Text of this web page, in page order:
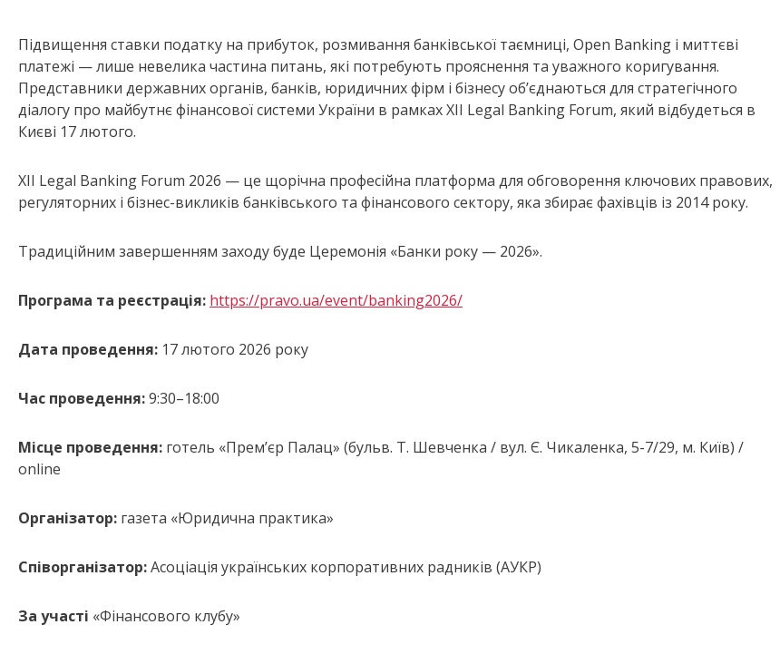
Підвищення ставки податку на прибуток, розмивання банківської таємниці, Open Banking і миттєві
платежі — лише невелика частина питань, які потребують прояснення та уважного коригування.
Представники державних органів, банків, юридичних фірм і бізнесу об’єднаються для стратегічного
діалогу про майбутнє фінансової системи України в рамках ХІІ Legal Banking Forum, який відбудеться в
Києві 17 лютого.
ХІІ Legal Banking Forum 2026 — це щорічна професійна платформа для обговорення ключових правових,
регуляторних і бізнес-викликів банківського та фінансового сектору, яка збирає фахівців із 2014 року.
Традиційним завершенням заходу буде Церемонія «Банки року — 2026».
Програма та реєстрація: https://pravo.ua/event/banking2026/
Дата проведення: 17 лютого 2026 року
Час проведення:9:30–18:00
Місце проведення: готель «Прем’єр Палац» (бульв. Т. Шевченка / вул. Є. Чикаленка, 5-7/29, м. Київ) /
online
Організатор: газета «Юридична практика»
Співорганізатор:Асоціація українських корпоративних радників (АУКР)
За участі «Фінансового клубу»